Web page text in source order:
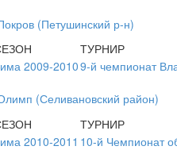
(Петушинский р-н)
ТУРНИР
2009-20109-й чемпионат
(Селивановский район)
ТУРНИР
2010-2011 10-й Чемпионат